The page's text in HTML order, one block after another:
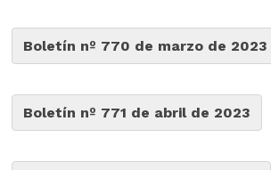
Boletín nº 770 de marzo de 2023
Boletín nº 771 de abril de 2023